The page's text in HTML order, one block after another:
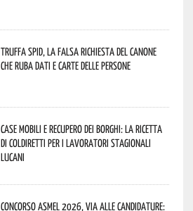
Truffa Spid, la falsa richiesta del canone
che ruba dati e carte delle persone
Case mobili e recupero dei borghi: la ricetta
di Coldiretti per i lavoratori stagionali
lucani
Concorso Asmel 2026, via alle candidature: